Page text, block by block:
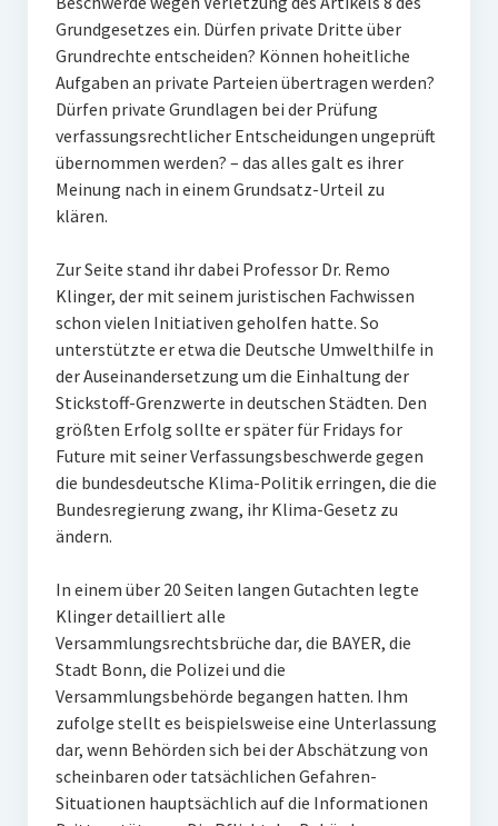
Grundgesetzes ein. Dürfen private Dritte über
Grundrechte entscheiden? Können hoheitliche
Aufgaben an private Parteien übertragen werden?
Dürfen private Grundlagen bei der Prüfung
verfassungsrechtlicher Entscheidungen ungeprüft
übernommen werden? – das alles galt es ihrer
Meinung nach in einem Grundsatz-Urteil zu
klären.
Zur Seite stand ihr dabei Professor Dr. Remo
Klinger, der mit seinem juristischen Fachwissen
schon vielen Initiativen geholfen hatte. So
unterstützte er etwa die Deutsche Umwelthilfe in
der Auseinandersetzung um die Einhaltung der
Stickstoff-Grenzwerte in deutschen Städten. Den
größten Erfolg sollte er später für Fridays for
Future mit seiner Verfassungsbeschwerde gegen
die bundesdeutsche Klima-Politik erringen, die die
Bundesregierung zwang, ihr Klima-Gesetz zu
ändern.
In einem über 20 Seiten langen Gutachten legte
Klinger detailliert alle
Versammlungsrechtsbrüche dar, die BAYER, die
Stadt Bonn, die Polizei und die
Versammlungsbehörde begangen hatten. Ihm
zufolge stellt es beispielsweise eine Unterlassung
dar, wenn Behörden sich bei der Abschätzung von
scheinbaren oder tatsächlichen Gefahren-
Situationen hauptsächlich auf die Informationen